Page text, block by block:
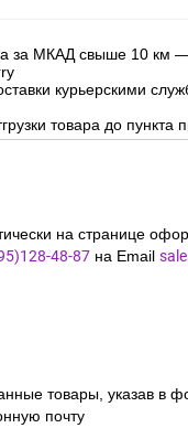
за МКАД свыше 10 км —
курьерскими
товара до
на странице
48-87 на Email
товары, указав в
почту